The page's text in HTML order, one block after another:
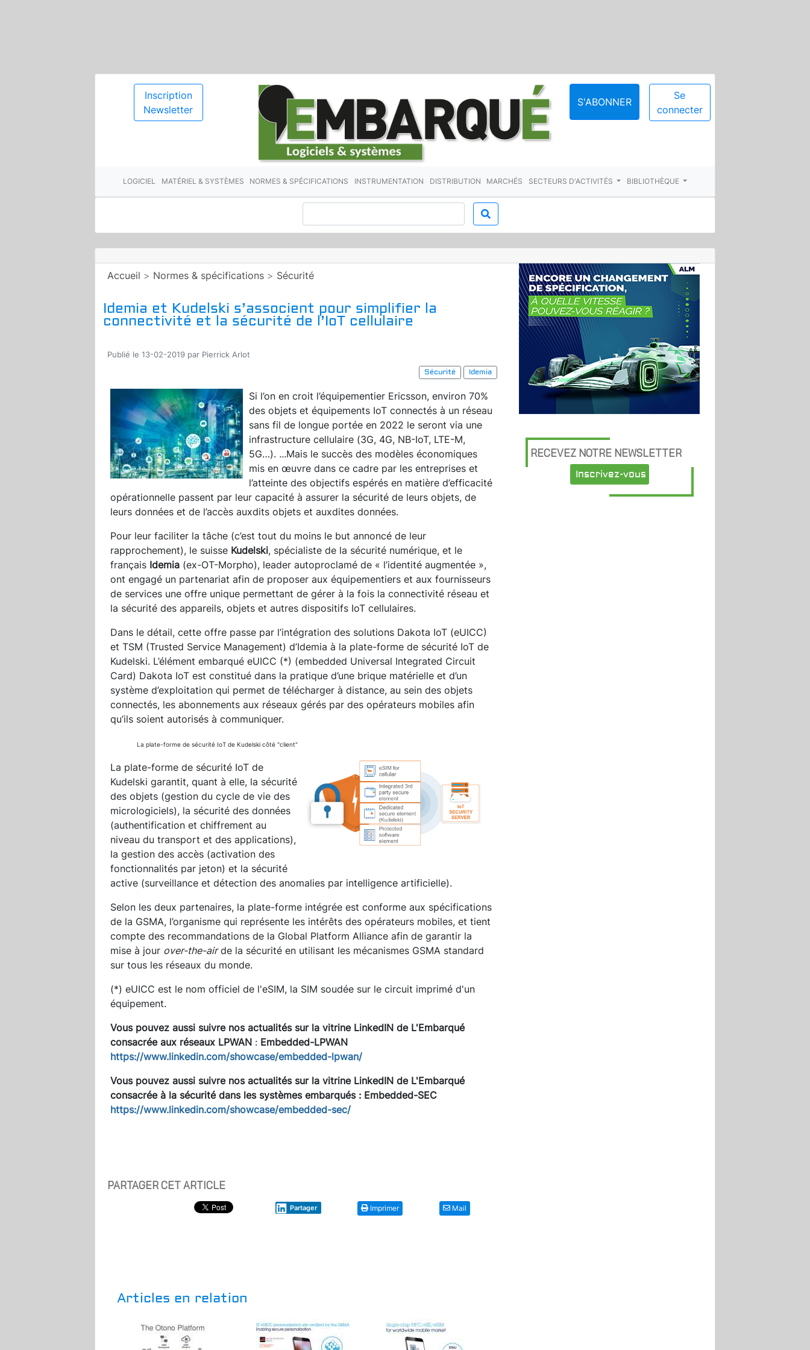
Inscription
Newsletter
S'ABONNER
Se
connecter
LOGICIEL MATÉRIEL & SYSTÈMES NORMES & SPÉCIFICATIONS INSTRUMENTATION DISTRIBUTION MARCHÉS SECTEURS D'ACTIVITÉS BIBLIOTHÈQUE
Accueil > Normes & spécifications > Sécurité
Idemia et Kudelski s’associent pour simplifier la
connectivité et la sécurité de l’IoT cellulaire
Publié le 13-02-2019 par Pierrick Arlot
Sécurité
Idemia
Si l’on en croit l’équipementier Ericsson, environ 70%
des objets et équipements IoT connectés à un réseau
sans fil de longue portée en 2022 le seront via une
infrastructure cellulaire (3G, 4G, NB-IoT, LTE-M,
5G…). ...Mais le succès des modèles économiques
mis en œuvre dans ce cadre par les entreprises et
l’atteinte des objectifs espérés en matière d’efficacité
opérationnelle passent par leur capacité à assurer la sécurité de leurs objets, de
leurs données et de l’accès auxdits objets et auxdites données.
Pour leur faciliter la tâche (c’est tout du moins le but annoncé de leur
rapprochement), le suisse Kudelski, spécialiste de la sécurité numérique, et le
français Idemia (ex-OT-Morpho), leader autoproclamé de « l’identité augmentée »,
ont engagé un partenariat afin de proposer aux équipementiers et aux fournisseurs
de services une offre unique permettant de gérer à la fois la connectivité réseau et
la sécurité des appareils, objets et autres dispositifs IoT cellulaires.
Dans le détail, cette offre passe par l’intégration des solutions Dakota IoT (eUICC)
et TSM (Trusted Service Management) d’Idemia à la plate-forme de sécurité IoT de
Kudelski. L’élément embarqué eUICC (*) (embedded Universal Integrated Circuit
Card) Dakota IoT est constitué dans la pratique d’une brique matérielle et d’un
système d’exploitation qui permet de télécharger à distance, au sein des objets
connectés, les abonnements aux réseaux gérés par des opérateurs mobiles afin
qu’ils soient autorisés à communiquer.
La plate-forme de sécurité IoT de Kudelski côté "client"
La plate-forme de sécurité IoT de
Kudelski garantit, quant à elle, la sécurité
des objets (gestion du cycle de vie des
micrologiciels), la sécurité des données
(authentification et chiffrement au
niveau du transport et des applications),
la gestion des accès (activation des
fonctionnalités par jeton) et la sécurité
active (surveillance et détection des anomalies par intelligence artificielle).
Selon les deux partenaires, la plate-forme intégrée est conforme aux spécifications
de la GSMA, l’organisme qui représente les intérêts des opérateurs mobiles, et tient
compte des recommandations de la Global Platform Alliance afin de garantir la
mise à jour over-the-airde la sécurité en utilisant les mécanismes GSMA standard
sur tous les réseaux du monde.
(*) eUICC est le nom officiel de l'eSIM, la SIM soudée sur le circuit imprimé d'un
équipement.
Vous pouvez aussi suivre nos actualités sur la vitrine LinkedIN de L'Embarqué
consacrée aux réseaux LPWAN : Embedded-LPWAN
https://www.linkedin.com/showcase/embedded-lpwan/
Vous pouvez aussi suivre nos actualités sur la vitrine LinkedIN de L'Embarqué
consacrée à la sécurité dans les systèmes embarqués : Embedded-SEC
https://www.linkedin.com/showcase/embedded-sec/
PARTAGER CET ARTICLE
Partager Imprimer Mail
Articles en relation
RECEVEZ NOTRE NEWSLETTER
Inscrivez-vous